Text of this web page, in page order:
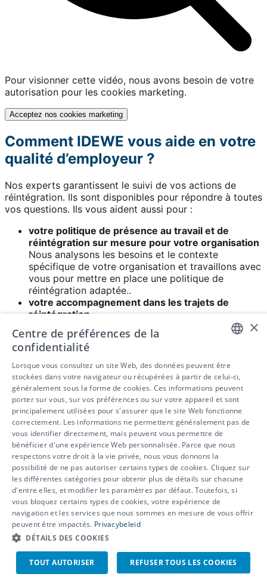
Pour visionner cette vidéo, nous avons besoin de votre
autorisation pour les cookies marketing.
Acceptez nos cookies marketing
Comment IDEWE vous aide en votre
qualité d’employeur ?
Nos experts garantissent le suivi de vos actions de
réintégration. Ils sont disponibles pour répondre à toutes
vos questions. Ils vous aident aussi pour :
votre politique de présence au travail et de
réintégration sur mesure pour votre organisation
Nous analysons les besoins et le contexte
spécifique de votre organisation et travaillons avec
vous pour mettre en place une politique de
réintégration adaptée..
votre accompagnement dans les trajets de
réintégration
Nous vous guidons étape par étape dans ce
processus. Vous pouvez compter sur notre
expertise pour trouver les bonnes mesures pour
chaque travailleur. Nous vous suivons depuis le
lancement du trajet personnalisé à l’implémentation
des adaptations.
le contact et le suivi
Nous donnons des conseils sur le contact et le
suivi pendant une incapacité de travail de longue
durée.
l’information et les formations
Nous offrons un vaste choix de formations et de
webinaires pour informer vos équipes RH et vos
supérieurs hiérarchiques sur la réintégration.
Vous souhaitez en savoir plus ? Dans notre
brochure, nous vous présentons les trajets de
réintégration étape par étape.
Demandez ici votre brochure numérique
gratuite
Contactez nos experts et faites vous guider
FRENCH
ENGLISH
×
Centre de préférences de la
confidentialité
Lorsque vous consultez un site Web, des données peuvent être
stockées dans votre navigateur ou récupérées à partir de celui-ci,
généralement sous la forme de cookies. Ces informations peuvent
porter sur vous, sur vos préférences ou sur votre appareil et sont
principalement utilisées pour s'assurer que le site Web fonctionne
correctement. Les informations ne permettent généralement pas de
vous identifier directement, mais peuvent vous permettre de
bénéficier d'une expérience Web personnalisée. Parce que nous
respectons votre droit à la vie privée, nous vous donnons la
possibilité de ne pas autoriser certains types de cookies. Cliquez sur
les différentes catégories pour obtenir plus de détails sur chacune
d'entre elles, et modifier les paramètres par défaut. Toutefois, si
vous bloquez certains types de cookies, votre expérience de
navigation et les services que nous sommes en mesure de vous offrir
peuvent être impactés. Privacybeleid
DÉTAILS DES COOKIES
TOUT AUTORISER REFUSER TOUS LES COOKIES